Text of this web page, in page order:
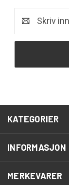
KATEGORIER
INFORMASJON
MERKEVARER